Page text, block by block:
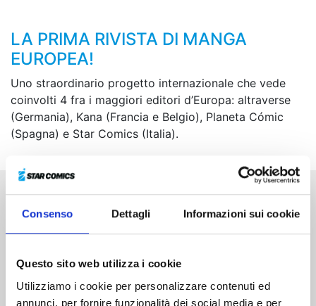
Consenso Dettagli Informazioni sui cookie
Questo sito web utilizza i cookie
Utilizziamo i cookie per personalizzare contenuti ed
annunci, per fornire funzionalità dei social media e per
LA PRIMA RIVISTA DI MANGA
EUROPEA!
Uno straordinario progetto internazionale che vede
coinvolti 4 fra i maggiori editori d’Europa: altraverse
(Germania), Kana (Francia e Belgio), Planeta Cómic
(Spagna) e Star Comics (Italia).
Altri volumi della serie